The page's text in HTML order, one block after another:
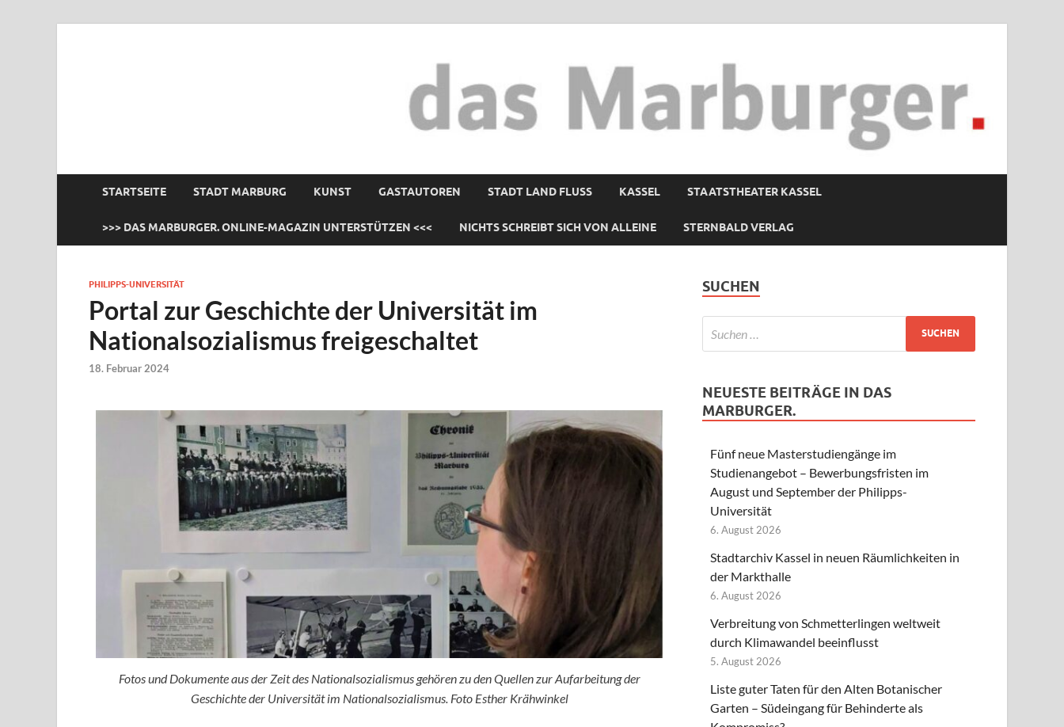
STARTSEITE STADT MARBURG KUNST GASTAUTOREN STADT LAND FLUSS KASSEL STAATSTHEATER KASSEL
>>> DAS MARBURGER. ONLINE-MAGAZIN UNTERSTÜTZEN <<< NICHTS SCHREIBT SICH VON ALLEINE STERNBALD VERLAG
PHILIPPS-UNIVERSITÄT
Portal zur Geschichte der Universität im
Nationalsozialismus freigeschaltet
18. Februar 2024
Fotos und Dokumente aus der Zeit des Nationalsozialismus gehören zu den Quellen zur Aufarbeitung der
Geschichte der Universität im Nationalsozialismus. Foto Esther Krähwinkel
SUCHEN
NEUESTE BEITRÄGE IN DAS
MARBURGER.
Fünf neue Masterstudiengänge im
Studienangebot – Bewerbungsfristen im
August und September der Philipps-
Universität
6. August 2026
Stadtarchiv Kassel in neuen Räumlichkeiten in
der Markthalle
6. August 2026
Verbreitung von Schmetterlingen weltweit
durch Klimawandel beeinflusst
5. August 2026
Liste guter Taten für den Alten Botanischer
Garten – Südeingang für Behinderte als